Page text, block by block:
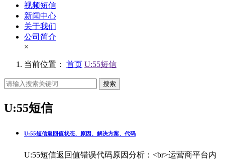
视频短信
新闻中心
关于我们
公司简介
×
当前位置： 首页 U:55短信
搜索
U:55短信
U:55短信返回值状态、原因、解决方案、代码
U:55短信返回值错误代码原因分析：<br>运营商平台内